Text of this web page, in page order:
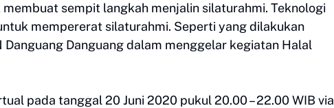
sempit langkah menjalin silaturahmi. Teknologi
mempererat silaturahmi. Seperti yang dilakukan
Danguang dalam menggelar kegiatan Halal
pada tanggal 20 Juni 2020 pukul 20.00 – 22.00 WIB via